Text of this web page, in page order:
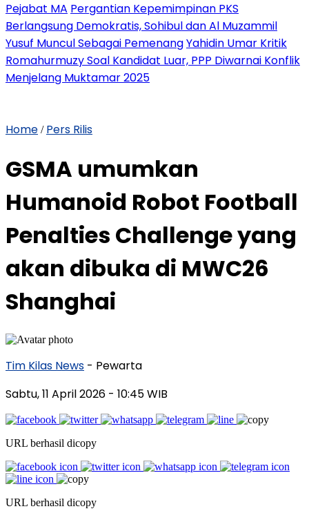
Pejabat MA Pergantian Kepemimpinan PKS
Berlangsung Demokratis, Sohibul dan Al Muzammil
Yusuf Muncul Sebagai PemenangYahidin Umar Kritik
Romahurmuzy Soal Kandidat Luar, PPP Diwarnai Konflik
Menjelang Muktamar 2025
Home / Pers Rilis
GSMA umumkan
Humanoid Robot Football
Penalties Challenge yang
akan dibuka di MWC26
Shanghai
Tim Kilas News - Pewarta
Sabtu, 11 April 2026 - 10:45 WIB
URL berhasil dicopy
URL berhasil dicopy